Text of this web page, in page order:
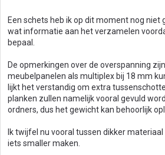
Een schets heb ik op dit moment nog niet
wat informatie aan het verzamelen
bepaal.
De opmerkingen over de overspanning
meubelpanelen als multiplex bij 18 mm
lijkt het verstandig om extra
planken zullen namelijk vooral gevuld
ordners, dus het gewicht kan behoorlijk
Ik twijfel nu vooral tussen dikker
iets smaller maken.